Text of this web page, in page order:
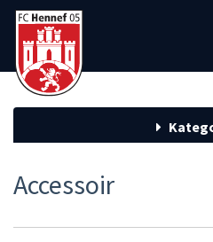
Accessoir